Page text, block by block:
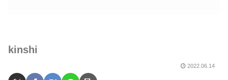
kinshi
2022.06.14